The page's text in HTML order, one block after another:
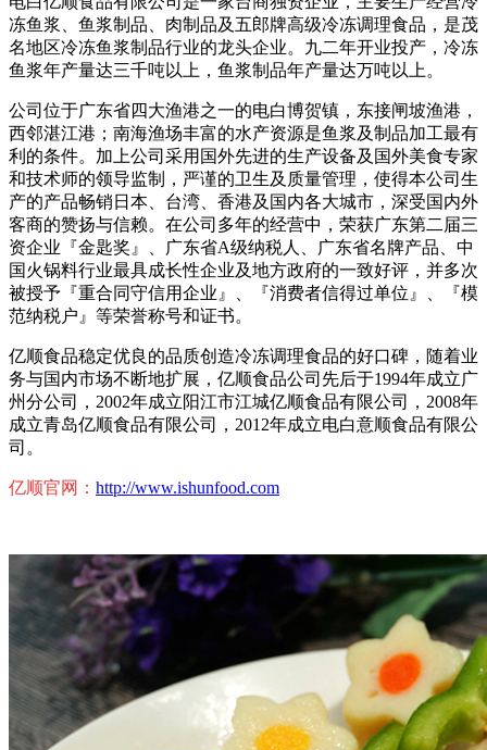
冻鱼浆、鱼浆制品、肉制品及五郎牌高级冷冻调理食品，是茂
名地区冷冻鱼浆制品行业的龙头企业。九二年开业投产，冷冻
鱼浆年产量达三千吨以上，鱼浆制品年产量达万吨以上。
公司位于广东省四大渔港之一的电白博贺镇，东接闸坡渔港，
西邻湛江港；南海渔场丰富的水产资源是鱼浆及制品加工最有
利的条件。加上公司采用国外先进的生产设备及国外美食专家
和技术师的领导监制，严谨的卫生及质量管理，使得本公司生
产的产品畅销日本、台湾、香港及国内各大城市，深受国内外
客商的赞扬与信赖。在公司多年的经营中，荣获广东第二届三
资企业『金匙奖』、广东省A级纳税人、广东省名牌产品、中
国火锅料行业最具成长性企业及地方政府的一致好评，并多次
被授予『重合同守信用企业』、『消费者信得过单位』、『模
范纳税户』等荣誉称号和证书。
亿顺食品稳定优良的品质创造冷冻调理食品的好口碑，随着业
务与国内市场不断地扩展，亿顺食品公司先后于1994年成立广
州分公司，2002年成立阳江市江城亿顺食品有限公司，2008年
成立青岛亿顺食品有限公司，2012年成立电白意顺食品有限公
司。
亿顺官网： http://www.ishunfood.com